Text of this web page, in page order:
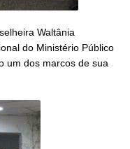
Waltânia
do Ministério Público
um dos marcos de sua